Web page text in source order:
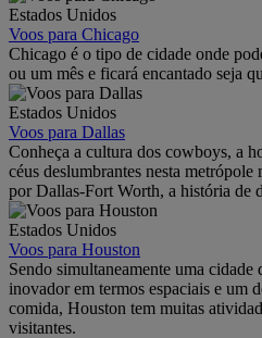
Estados Unidos
Voos para Chicago
Chicago é o tipo de cidade onde
ou um mês e ficará encantado seja
Estados Unidos
Voos para Dallas
Conheça a cultura dos cowboys, a
céus deslumbrantes nesta
por Dallas-Fort Worth, a história de
Estados Unidos
Voos para Houston
Sendo simultaneamente uma
inovador em termos espaciais e um
comida, Houston tem muitas
visitantes.